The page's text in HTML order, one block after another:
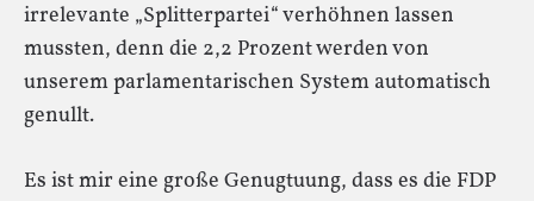
irrelevante „Splitterpartei“ verhöhnen lassen
mussten, denn die 2,2 Prozent werden von
unserem parlamentarischen System automatisch
genullt.
Es ist mir eine große Genugtuung, dass es die FDP